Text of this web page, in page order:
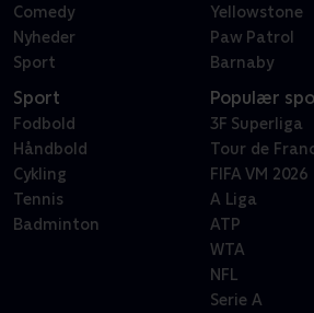
Comedy
Nyheder
Sport
Yellowstone
Paw Patrol
Barnaby
Sport
Fodbold
Håndbold
Cykling
Tennis
Badminton
Populær
3F Superliga
Tour de
FIFA VM 2026
A Liga
ATP
WTA
NFL
Serie A